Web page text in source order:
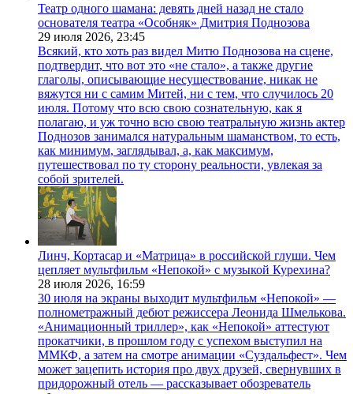
Театр одного шамана: девять дней назад не стало
основателя театра «Особняк» Дмитрия Поднозова
29 июля 2026, 23:45
Всякий, кто хоть раз видел Митю Поднозова на сцене,
подтвердит, что вот это «не стало», а также другие
глаголы, описывающие несуществование, никак не
вяжутся ни с самим Митей, ни с тем, что случилось 20
июля. Потому что всю свою сознательную, как я
полагаю, и уж точно всю свою театральную жизнь актер
Поднозов занимался натуральным шаманством, то есть,
как минимум, заглядывал, а, как максимум,
путешествовал по ту сторону реальности, увлекая за
собой зрителей.
Линч, Кортасар и «Матрица» в российской глуши. Чем
цепляет мультфильм «Непокой» с музыкой Курехина?
28 июля 2026, 16:59
30 июля на экраны выходит мультфильм «Непокой» —
полнометражный дебют режиссера Леонида Шмелькова.
«Анимационный триллер», как «Непокой» аттестуют
прокатчики, в прошлом году с успехом выступил на
ММКФ, а затем на смотре анимации «Суздальфест». Чем
может зацепить история про двух друзей, свернувших в
придорожный отель — рассказывает обозреватель